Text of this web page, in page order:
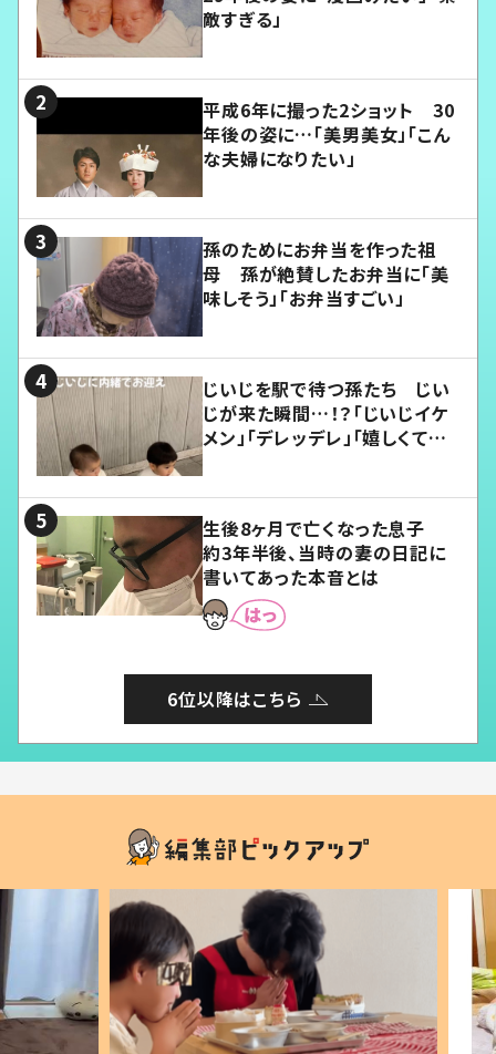
敵すぎる」
平成6年に撮った2ショット 30
年後の姿に…「美男美女」「こん
な夫婦になりたい」
孫のためにお弁当を作った祖
母 孫が絶賛したお弁当に「美
味しそう」「お弁当すごい」
じいじを駅で待つ孫たち じい
じが来た瞬間…！？「じいじイケ
メン」「デレッデレ」「嬉しくて可
生後8ヶ月で亡くなった息子
約3年半後、当時の妻の日記に
書いてあった本音とは
6位以降はこちら